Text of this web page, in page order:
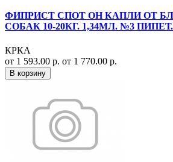
ФИПРИСТ СПОТ ОН КАПЛИ ОТ
СОБАК 10-20КГ. 1,34МЛ. №3
КРКА
от 1 593.00 р. от 1 770.00 р.
В корзину